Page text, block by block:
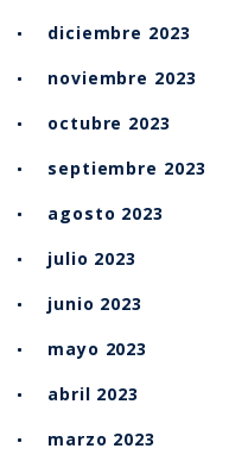
diciembre 2023
noviembre 2023
octubre 2023
septiembre 2023
agosto 2023
julio 2023
junio 2023
mayo 2023
abril 2023
marzo 2023